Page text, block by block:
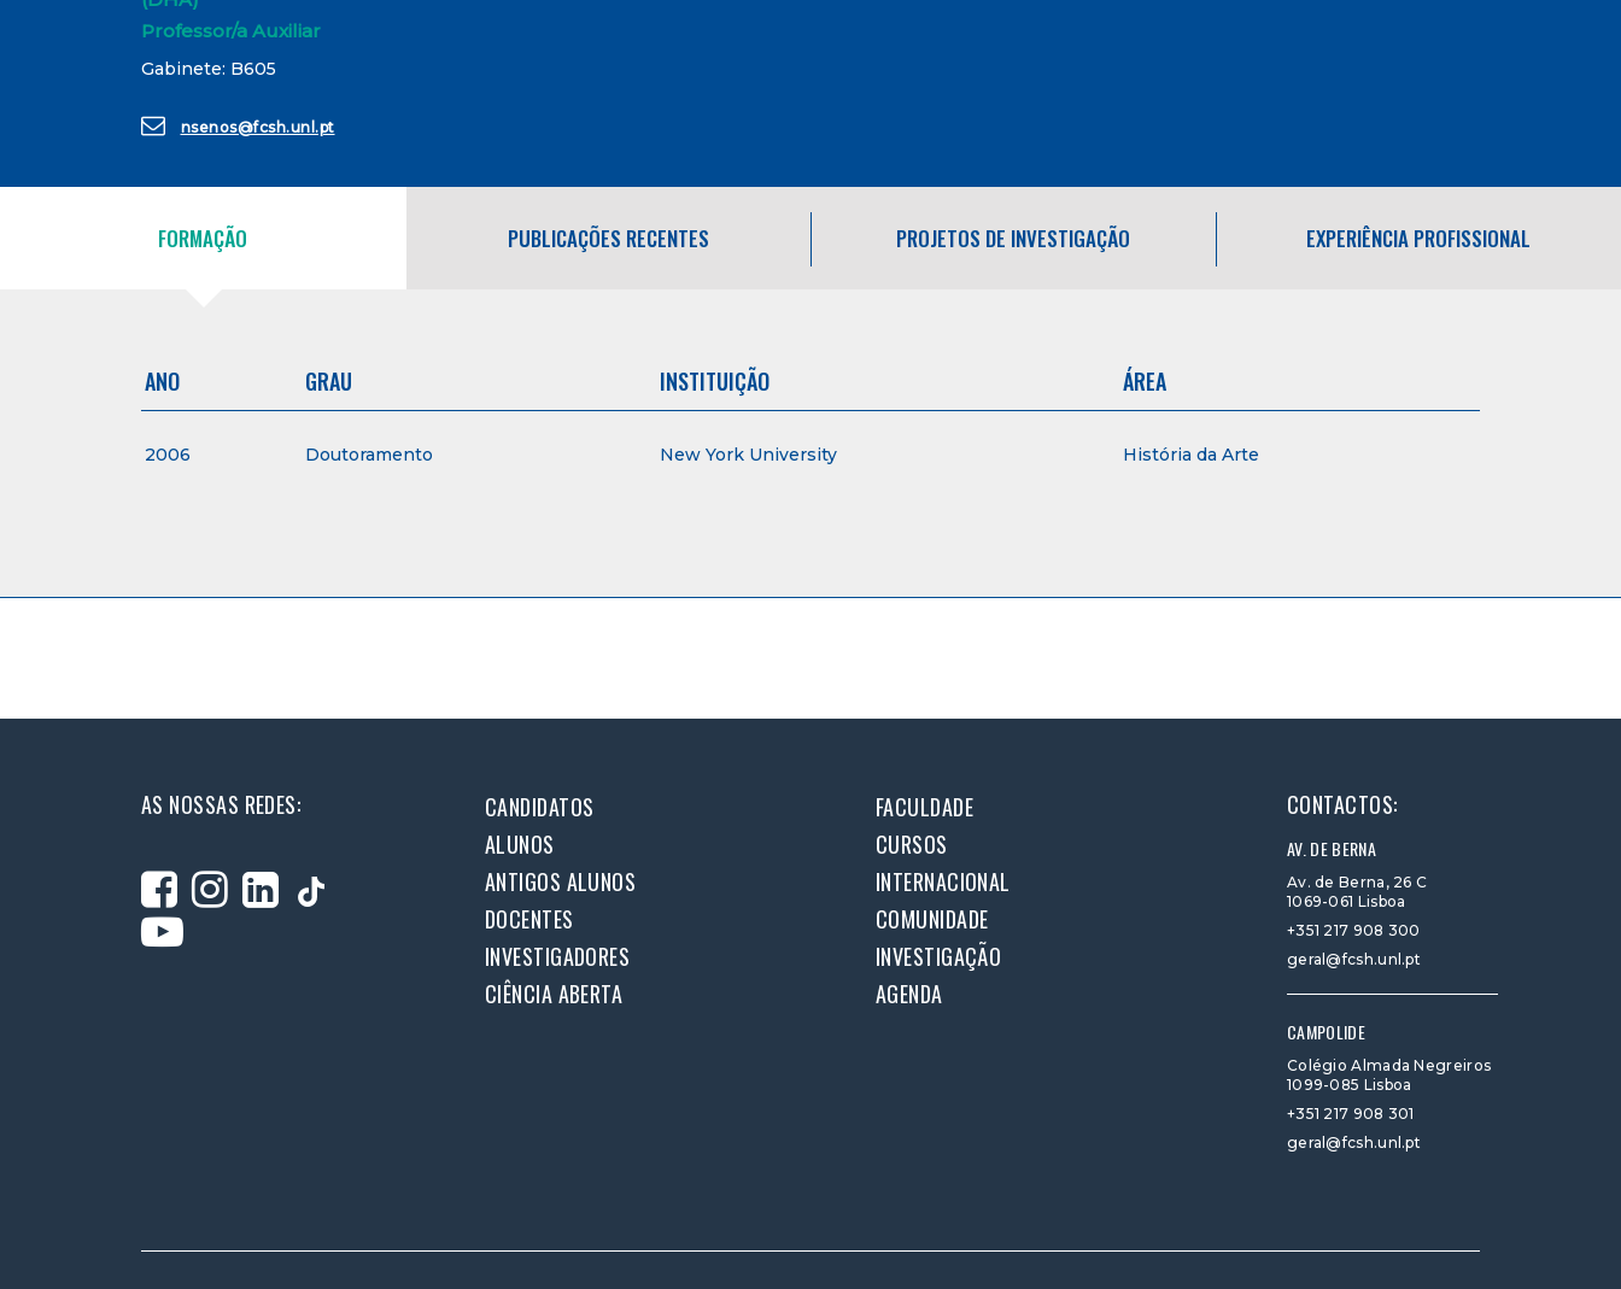
Professor/a Auxiliar
Gabinete: B605
nsenos@fcsh.unl.pt
FORMAÇÃO PUBLICAÇÕES RECENTES PROJETOS DE INVESTIGAÇÃO EXPERIÊNCIA PROFISSIONAL
ANO GRAU INSTITUIÇÃO ÁREA
2006 Doutoramento New York University História da Arte
AS NOSSAS REDES: CANDIDATOS
FACULDADE
ALUNOS
CURSOS
ANTIGOS ALUNOS
INTERNACIONAL
DOCENTES
COMUNIDADE
INVESTIGADORES
INVESTIGAÇÃO
CIÊNCIA ABERTA
AGENDA
CONTACTOS:
AV. DE BERNA
Av. de Berna, 26 C
1069-061 Lisboa
+351 217 908 300
geral@fcsh.unl.pt
CAMPOLIDE
Colégio Almada Negreiros
1099-085 Lisboa
+351 217 908 301
geral@fcsh.unl.pt